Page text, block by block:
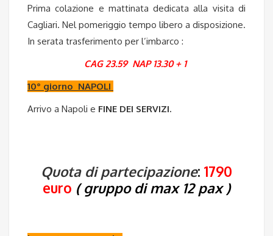
Prima colazione e mattinata dedicata alla visita di
Cagliari. Nel pomeriggio tempo libero a disposizione.
In serata trasferimento per l’imbarco :
CAG 23.59 NAP 13.30 + 1
10° giorno NAPOLI
Arrivo a Napoli e FINE DEI SERVIZI.
Quota di partecipazione: 1790
euro ( gruppo di max 12 pax )